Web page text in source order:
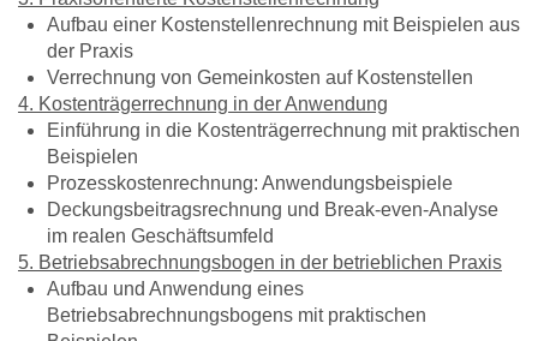
Aufbau einer Kostenstellenrechnung mit Beispielen aus
der Praxis
Verrechnung von Gemeinkosten auf Kostenstellen
4. Kostenträgerrechnung in der Anwendung
Einführung in die Kostenträgerrechnung mit praktischen
Beispielen
Prozesskostenrechnung: Anwendungsbeispiele
Deckungsbeitragsrechnung und Break-even-Analyse
im realen Geschäftsumfeld
5. Betriebsabrechnungsbogen in der betrieblichen Praxis
Aufbau und Anwendung eines
Betriebsabrechnungsbogens mit praktischen